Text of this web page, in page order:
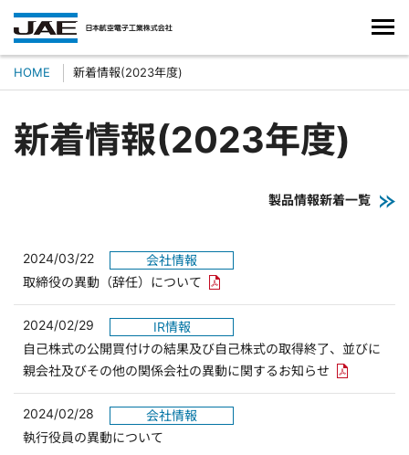
HOME 新着情報(2023年度)
新着情報(2023年度)
製品情報新着一覧
2024/03/22
会社情報
取締役の異動（辞任）について PDFリンクを新しいウィンドウで
2024/02/29
IR情報
自己株式の公開買付けの結果及び自己株式の取得終了、並びに
親会社及びその他の関係会社の異動に関するお知らせ PDFリンク
2024/02/28
会社情報
執行役員の異動について